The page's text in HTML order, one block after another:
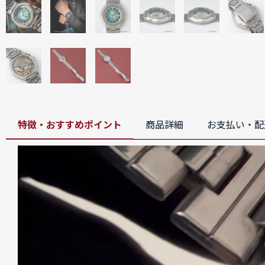
特徴・おすすめポイント 商品詳細 お支払い・